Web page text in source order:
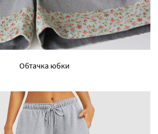
Обтачка юбки